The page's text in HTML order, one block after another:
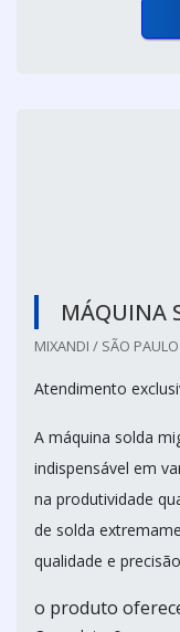
MÁQUINA
MIXANDI / SÃO
Atendimento
A máquina solda
indispensável em
na produtividade
de solda
qualidade e
o produto